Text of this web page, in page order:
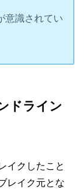
意識されてい
ドライン
イクしたこと
レイク元とな